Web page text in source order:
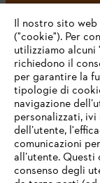
L’azienda
Il nostro sito
("cookie"). Per
utilizziamo
richiedono il
per garantire la
tipologie di
navigazione
personalizzati,
dell’utente,
comunicazioni
all’utente.
consenso degli